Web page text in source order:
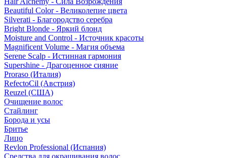
Beautiful Color - Великолепие цвета
Silverati - Благородство серебра
Bright Blonde - Яркий блонд
Moisture and Control - Источник красоты
Magnificent Volume - Магия объема
Serene Scalp - Истинная гармония
Supershine - Драгоценное сияние
Proraso (Италия)
RefectoCil (Австрия)
Reuzel (США)
Очищение волос
Стайлинг
Борода и усы
Бритье
Лицо
Revlon Professional (Испания)
Средства для окрашивания волос